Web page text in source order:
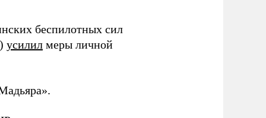
беспилотных сил
усилил меры личной